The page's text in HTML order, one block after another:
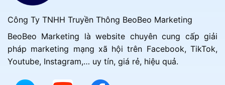
Công Ty TNHH Truyền Thông BeoBeo Marketing
BeoBeo Marketing là website chuyên cung cấp giải
pháp marketing mạng xã hội trên Facebook, TikTok,
Youtube, Instagram,… uy tín, giá rẻ, hiệu quả.